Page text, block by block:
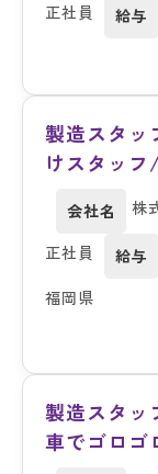
正社員
給与
製造スタッ
けスタッ
会社名 株
正社員
給与
福岡県
製造スタッ
車でゴロゴ